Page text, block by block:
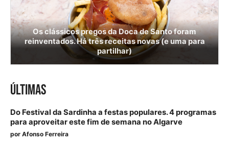
Os clássicos pregos da Doca de Santo foram
reinventados. Há três receitas novas (e uma para
partilhar)
ÚLTIMAS
Do Festival da Sardinha a festas populares. 4 programas
para aproveitar este fim de semana no Algarve
por Afonso Ferreira